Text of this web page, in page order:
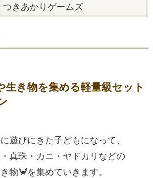
つきあかりゲームズ
生き物を集める軽量級セット
遊びにきた子どもになって、
真珠・カニ・ヤドカリなどの
物🦀を集めていきます。